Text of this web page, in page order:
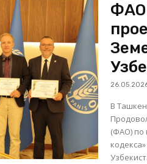
ФАО
В
(ФАО) по
Узбекистана. В ходе мероприятия